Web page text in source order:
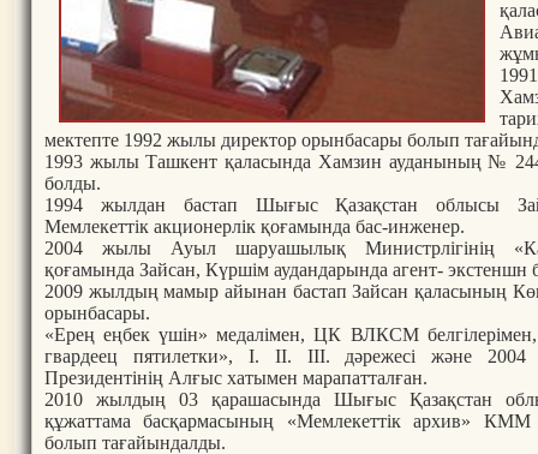
мектепте 1992 жылы директор орынбасары болып
1993 жылы Ташкент қаласында Хамзин ауданының № 244
болды.
1994 жылдан бастап Шығыс Қазақстан облысы
Мемлекеттік акционерлік қоғамында бас-инженер.
2004 жылы Ауыл шаруашылық Министрлігінің
қоғамында Зайсан, Күршім аудандарында агент- экстеншн
2009 жылдың мамыр айынан бастап Зайсан қаласының
орынбасары.
«Ерең еңбек үшін» медалімен, ЦК ВЛКСМ
гвардеец пятилетки», І. ІІ. ІІІ. дәрежесі және
Президентінің Алғыс хатымен марапатталған.
2010 жылдың 03 қарашасында Шығыс Қазақстан
құжаттама басқармасының «Мемлекеттік архив»
болып тағайындалды.